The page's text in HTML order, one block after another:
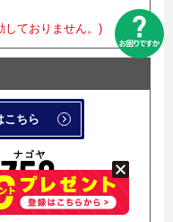
しておりません。)
こちら